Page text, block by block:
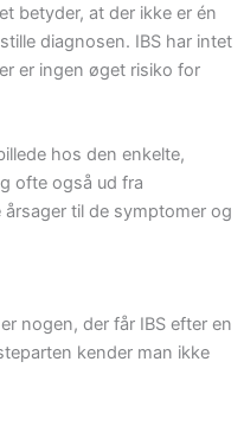
betyder, at der ikke er én
diagnosen. IBS har intet
er ingen øget risiko for
hos den enkelte,
ofte også ud fra
årsager til de symptomer og
nogen, der får IBS efter en
kender man ikke